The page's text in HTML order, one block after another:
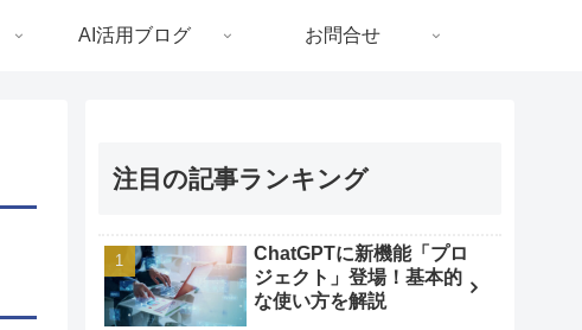
AI活用ブログ お問合せ
注目の記事ランキング
ChatGPTに新機能「プロ
ジェクト」登場！基本的
な使い方を解説